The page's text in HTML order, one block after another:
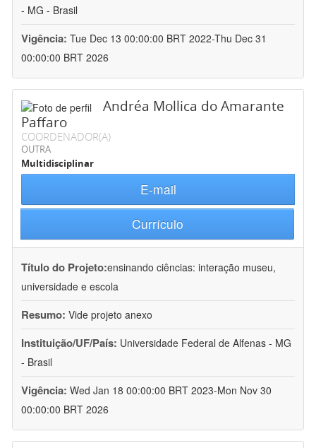
- MG - Brasil
Vigência: Tue Dec 13 00:00:00 BRT 2022-Thu Dec 31
00:00:00 BRT 2026
Andréa Mollica do Amarante
Paffaro
COORDENADOR(A)
OUTRA
Multidisciplinar
E-mail
Currículo
Título do Projeto:ensinando ciências: interação museu,
universidade e escola
Resumo: Vide projeto anexo
Instituição/UF/País: Universidade Federal de Alfenas - MG
- Brasil
Vigência: Wed Jan 18 00:00:00 BRT 2023-Mon Nov 30
00:00:00 BRT 2026